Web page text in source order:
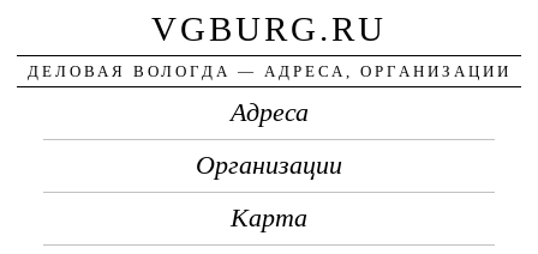
VGBURG.RU
ДЕЛОВАЯ ВОЛОГДА — АДРЕСА, ОРГАНИЗАЦИИ
Адреса
Организации
Карта